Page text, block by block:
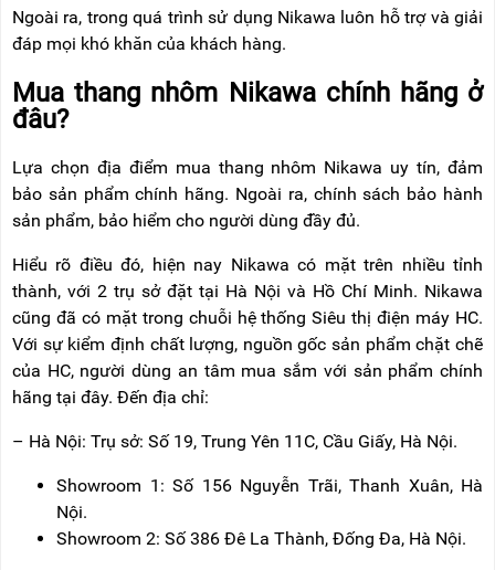
Ngoài ra, trong quá trình sử dụng Nikawa luôn hỗ trợ và giải
đáp mọi khó khăn của khách hàng.
Mua thang nhôm Nikawa chính hãng ở
đâu?
Lựa chọn địa điểm mua thang nhôm Nikawa uy tín, đảm
bảo sản phẩm chính hãng. Ngoài ra, chính sách bảo hành
sản phẩm, bảo hiểm cho người dùng đầy đủ.
Hiểu rõ điều đó, hiện nay Nikawa có mặt trên nhiều tỉnh
thành, với 2 trụ sở đặt tại Hà Nội và Hồ Chí Minh. Nikawa
cũng đã có mặt trong chuỗi hệ thống Siêu thị điện máy HC.
Với sự kiểm định chất lượng, nguồn gốc sản phẩm chặt chẽ
của HC, người dùng an tâm mua sắm với sản phẩm chính
hãng tại đây. Đến địa chỉ:
– Hà Nội: Trụ sở: Số 19, Trung Yên 11C, Cầu Giấy, Hà Nội.
Showroom 1: Số 156 Nguyễn Trãi, Thanh Xuân, Hà
Nội.
Showroom 2: Số 386 Đê La Thành, Đống Đa, Hà Nội.